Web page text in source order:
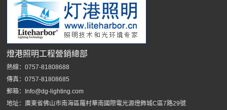
燈港照明工程營銷總部
熱線：0757-81808688
傳真：0757-81808685
郵箱：Info@dg-lighting.com
地址：廣東省佛山市南海區羅村華南國際電光源燈飾城C區7路29號